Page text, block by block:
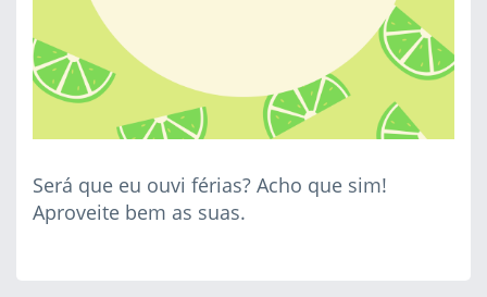
Será que eu ouvi férias? Acho que sim!
Aproveite bem as suas.